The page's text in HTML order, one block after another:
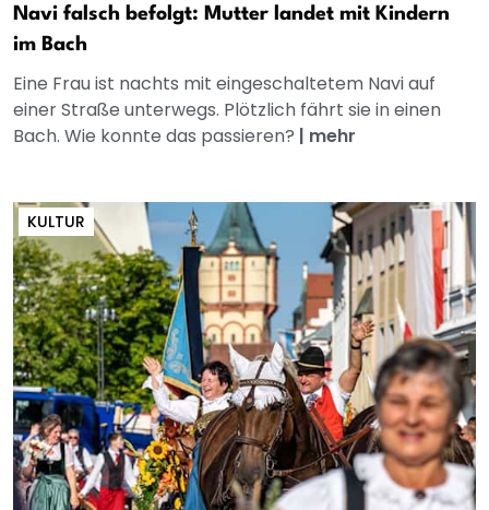
Navi falsch befolgt: Mutter landet mit Kindern
im Bach
Eine Frau ist nachts mit eingeschaltetem Navi auf
einer Straße unterwegs. Plötzlich fährt sie in einen
Bach. Wie konnte das passieren? | mehr
KULTUR